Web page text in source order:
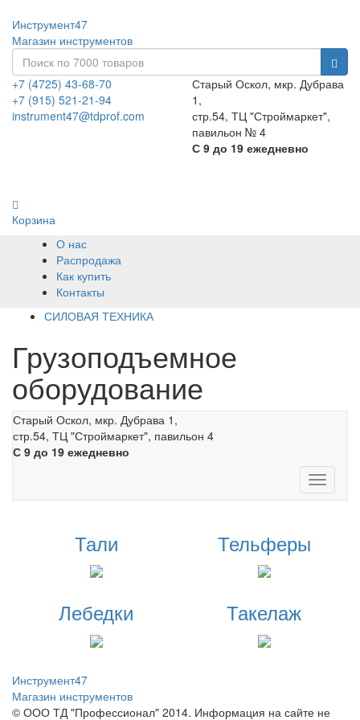
Инструмент47
Магазин инструментов
+7 (4725) 43-68-70
+7 (915) 521-21-94
instrument47@tdprof.com
Старый Оскол, мкр. Дубрава
1,
стр.54, ТЦ "Строймаркет",
павильон № 4
С 9 до 19 ежедневно
Корзина
О нас
Распродажа
Как купить
Контакты
СИЛОВАЯ ТЕХНИКА
Грузоподъемное
оборудование
Старый Оскол, мкр. Дубрава 1,
стр.54, ТЦ "Строймаркет", павильон 4
С 9 до 19 ежедневно
Toggle
Тали Тельферы
Лебедки Такелаж
Инструмент47
Магазин инструментов
© ООО ТД "Профессионал" 2014. Информация на сайте не